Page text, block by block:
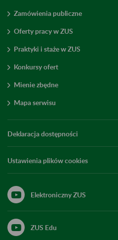
Zamówienia publiczne
Oferty pracy w ZUS
Praktyki i staże w ZUS
Konkursy ofert
Mienie zbędne
Mapa serwisu
Deklaracja dostępności
Ustawienia plików cookies
Elektroniczny ZUS
ZUS Edu